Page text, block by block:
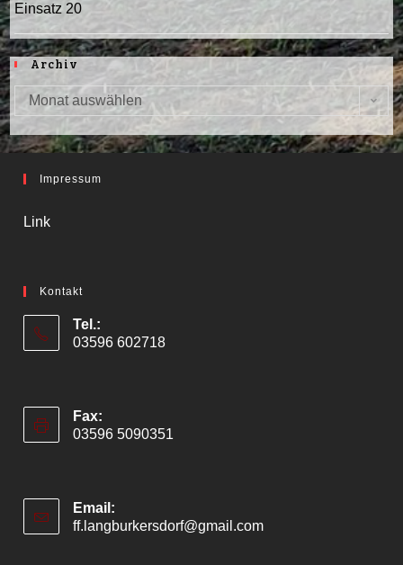
Einsatz 20
Archiv
Archiv
Monat auswählen
Impressum
Link
Kontakt
Tel.:
03596 602718
Fax:
03596 5090351
Email:
ff.langburkersdorf@gmail.comOpens